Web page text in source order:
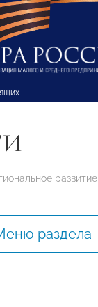
развитие
раздела